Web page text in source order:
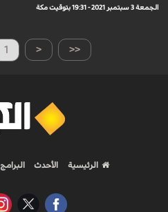
الجمعة 3 سبتمبر 2021 - 19:31 بتوقيت مكة
1 < <<
الرئيسية الأحدث البرامج